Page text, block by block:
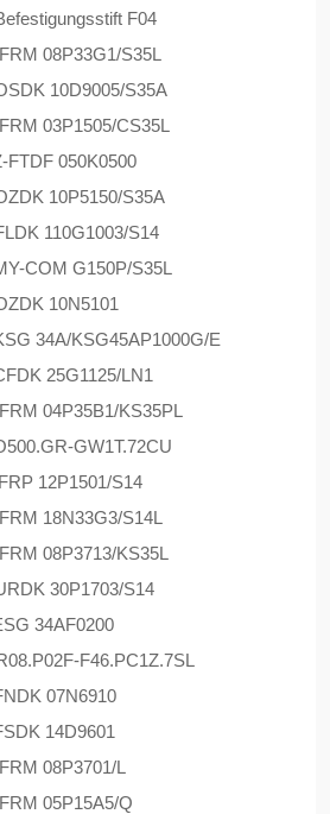
F04
08P33G1/S35L
10D9005/S35A
03P1505/CS35L
FTDF 050K0500
10P5150/S35A
110G1003/S14
COM G150P/S35L
10N5101
34A/KSG45AP1000G/E
25G1125/LN1
04P35B1/KS35PL
GW1T.72CU
12P1501/S14
18N33G3/S14L
08P3713/KS35L
30P1703/S14
34AF0200
F46.PC1Z.7SL
07N6910
14D9601
08P3701/L
05P15A5/Q